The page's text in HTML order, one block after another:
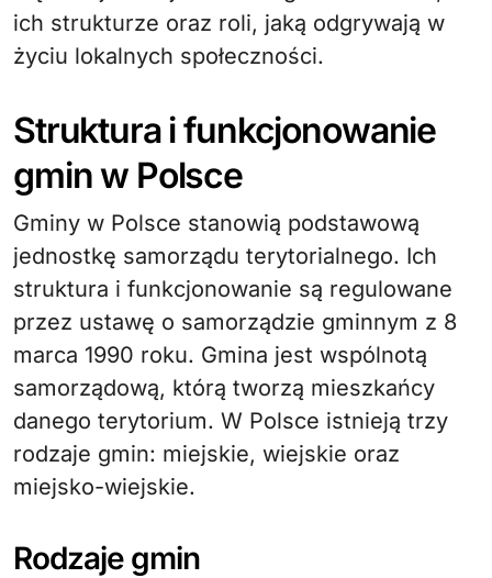
ich strukturze oraz roli, jaką odgrywają w
życiu lokalnych społeczności.
Struktura i funkcjonowanie
gmin w Polsce
Gminy w Polsce stanowią podstawową
jednostkę samorządu terytorialnego. Ich
struktura i funkcjonowanie są regulowane
przez ustawę o samorządzie gminnym z 8
marca 1990 roku. Gmina jest wspólnotą
samorządową, którą tworzą mieszkańcy
danego terytorium. W Polsce istnieją trzy
rodzaje gmin: miejskie, wiejskie oraz
miejsko-wiejskie.
Rodzaje gmin